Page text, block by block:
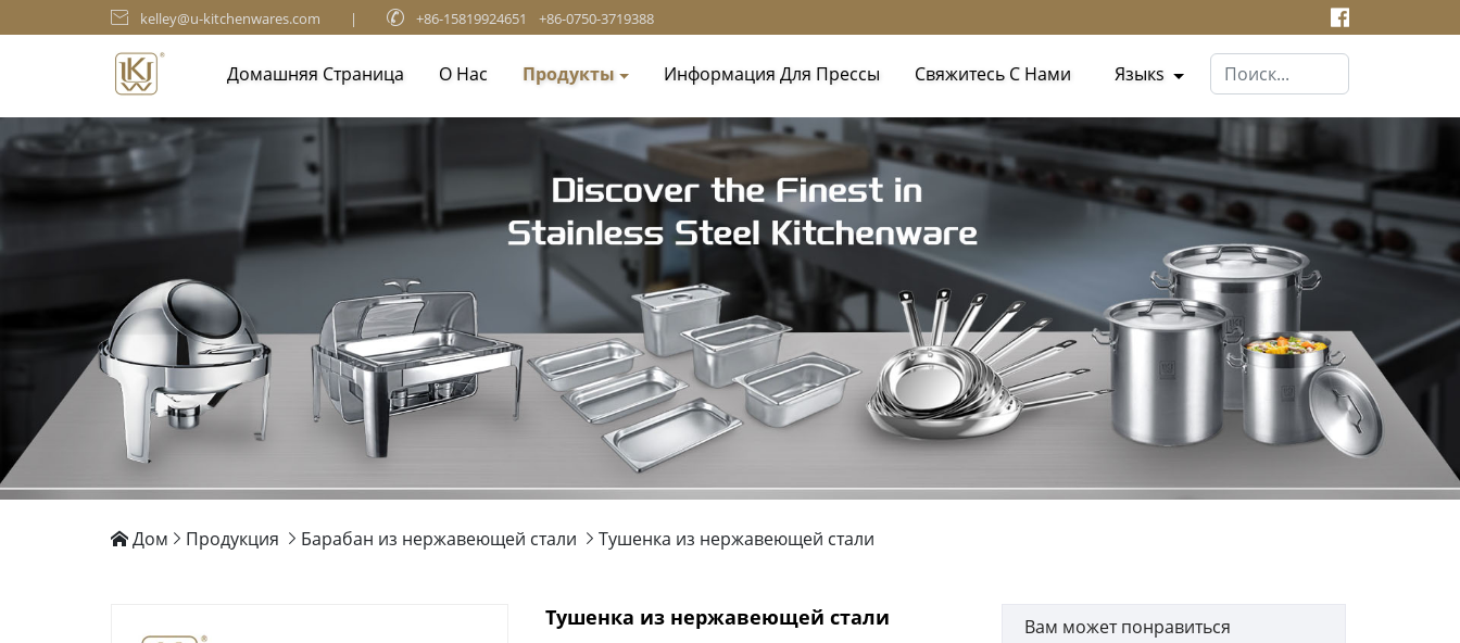
 kelley@u-kitchenwares.com |  +86-15819924651 +86-0750-3719388
Домашняя Страница О Нас Продукты Информация Для Прессы Свяжитесь С Нами Языкs
 Дом  Продукция  Барабан из нержавеющей стали  Тушенка из нержавеющей стали
Вам может понравиться
Тушенка из нержавеющей стали